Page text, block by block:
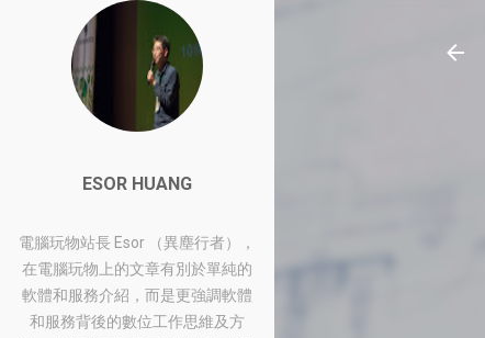
ESOR HUANG
電腦玩物站長 Esor （異塵行者），
在電腦玩物上的文章有別於單純的
軟體和服務介紹，而是更強調軟體
和服務背後的數位工作思維及方